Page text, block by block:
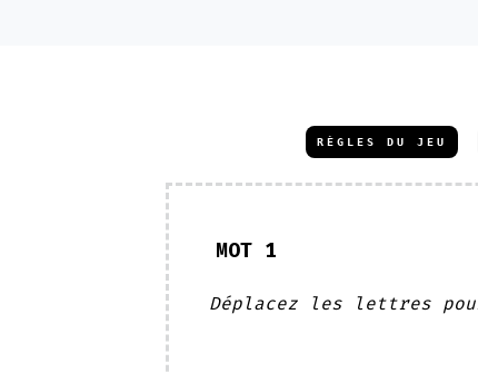
RÈGLES DU JEU
MOT 1
Déplacez les lettres